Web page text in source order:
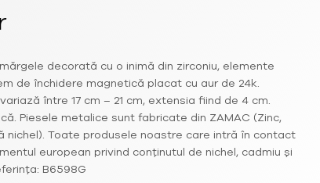
decorată cu o inimă din zirconiu, elemente
de închidere magnetică placat cu aur de 24k.
între 17 cm – 21 cm, extensia fiind de 4 cm.
Piesele metalice sunt fabricate din ZAMAC (Zinc,
nichel). Toate produsele noastre care intră în contact
european privind conținutul de nichel, cadmiu și
B6598G